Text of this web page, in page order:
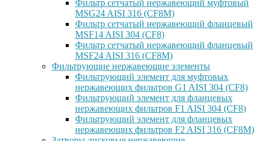
Фильтр сетчатый нержавеющий муфтовый
MSG24 AISI 316 (CF8M)
Фильтр сетчатый нержавеющий фланцевый
MSF14 AISI 304 (CF8)
Фильтр сетчатый нержавеющий фланцевый
MSF24 AISI 316 (CF8M)
Фильтрующие нержавеющие элементы
Фильтрующий элемент для муфтовых
нержавеющих фильтров G1 AISI 304 (CF8)
Фильтрующий элемент для фланцевых
нержавеющих фильтров F1 AISI 304 (CF8)
Фильтрующий элемент для фланцевых
нержавеющих фильтров F2 AISI 316 (CF8M)